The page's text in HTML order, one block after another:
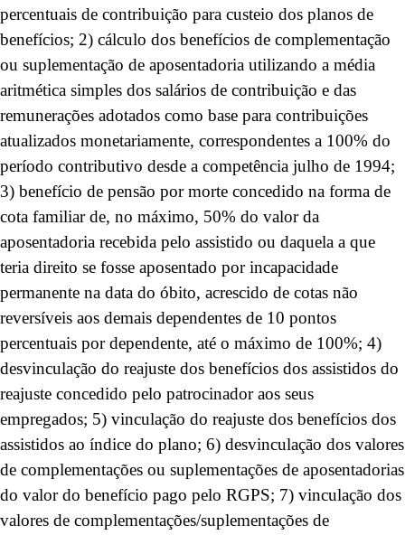
percentuais de contribuição para custeio dos planos de
benefícios; 2) cálculo dos benefícios de complementação
ou suplementação de aposentadoria utilizando a média
aritmética simples dos salários de contribuição e das
remunerações adotados como base para contribuições
atualizados monetariamente, correspondentes a 100% do
período contributivo desde a competência julho de 1994;
3) benefício de pensão por morte concedido na forma de
cota familiar de, no máximo, 50% do valor da
aposentadoria recebida pelo assistido ou daquela a que
teria direito se fosse aposentado por incapacidade
permanente na data do óbito, acrescido de cotas não
reversíveis aos demais dependentes de 10 pontos
percentuais por dependente, até o máximo de 100%; 4)
desvinculação do reajuste dos benefícios dos assistidos do
reajuste concedido pelo patrocinador aos seus
empregados; 5) vinculação do reajuste dos benefícios dos
assistidos ao índice do plano; 6) desvinculação dos valores
de complementações ou suplementações de aposentadorias
do valor do benefício pago pelo RGPS; 7) vinculação dos
valores de complementações/suplementações de